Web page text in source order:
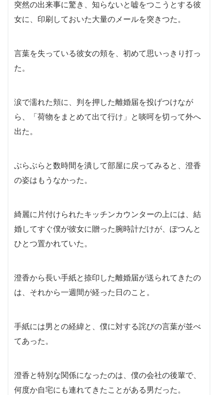
突然の出来事に驚き、知らないと嘘をつこうとする彼
女に、印刷しておいた大量のメールを突きつた。
言葉を失っている彼女の頬を、初めて思いっきり打っ
た。
涙で濡れた頬に、判を押した離婚届を投げつけなが
ら、「荷物をまとめて出て行け」と啖呵を切って外へ
出た。
ぶらぶらと数時間を潰して部屋に戻ってみると、澄香
の姿はもうなかった。
綺麗に片付けられたキッチンカウンターの上には、結
婚してすぐ僕が彼女に贈った腕時計だけが、ぽつんと
ひとつ置かれていた。
澄香から長い手紙と捺印した離婚届が送られてきたの
は、それから一週間が経った日のこと。
手紙には男との経緯と、僕に対する詫びの言葉が並べ
てあった。
澄香と特別な関係になったのは、僕の会社の後輩で、
何度か自宅にも連れてきたことがある男だった。